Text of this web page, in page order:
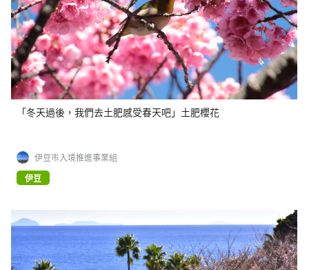
「冬天過後，我們去土肥感受春天吧」土肥櫻花
伊豆市入境推進事業組
伊豆